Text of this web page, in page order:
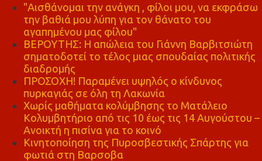
"Αισθάνομαι την ανάγκη , φίλοι μου, να εκφράσω
την βαθιά μου λύπη για τον θάνατο του
αγαπημένου μας φίλου"
ΒΕΡΟΥΤΗΣ: Η απώλεια του Γιάννη Βαρβιτσιώτη
σηματοδοτεί το τέλος μιας σπουδαίας πολιτικής
διαδρομής
ΠΡΟΣΟΧΗ! Παραμένει υψηλός ο κίνδυνος
πυρκαγιάς σε όλη τη Λακωνία
Χωρίς μαθήματα κολύμβησης το Ματάλειο
Κολυμβητήριο από τις 10 έως τις 14 Αυγούστου –
Ανοικτή η πισίνα για το κοινό
Κινητοποίηση της Πυροσβεστικής Σπάρτης για
φωτιά στη Βαρσοβα